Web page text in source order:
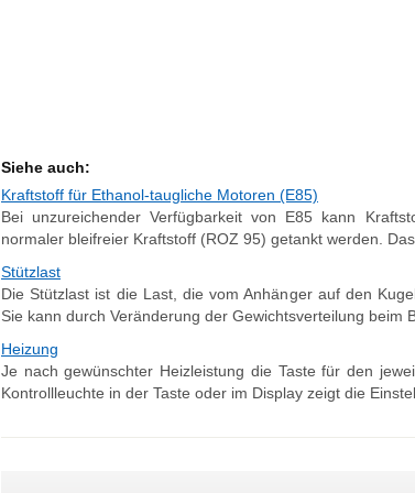
Siehe auch:
Kraftstoff für Ethanol-taugliche Motoren (E85)
Bei unzureichender Verfügbarkeit von E85 kann
normaler bleifreier Kraftstoff (ROZ 95) getankt werden.
Stützlast
Die Stützlast ist die Last, die vom Anhänger auf den
Sie kann durch Veränderung der Gewichtsverteilung beim
Heizung
Je nach gewünschter Heizleistung die Taste für den
Kontrollleuchte in der Taste oder im Display zeigt die